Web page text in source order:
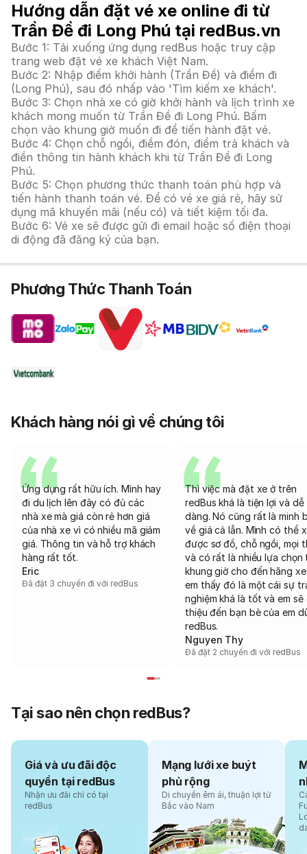
Hướng dẫn đặt vé xe online đi từ
Trần Đề đi Long Phú tại redBus.vn
Bước 1: Tải xuống ứng dụng redBus hoặc truy cập
trang web đặt vé xe khách Việt Nam.
Bước 2: Nhập điểm khởi hành (Trần Đề) và điểm đi
(Long Phú), sau đó nhấp vào 'Tìm kiếm xe khách'.
Bước 3: Chọn nhà xe có giờ khởi hành và lịch trình xe
khách mong muốn từ Trần Đề đi Long Phú. Bấm
chọn vào khung giờ muốn đi để tiến hành đặt vé.
Bước 4: Chọn chỗ ngồi, điểm đón, điểm trả khách và
điền thông tin hành khách khi từ Trần Đề đi Long
Phú.
Bước 5: Chọn phương thức thanh toán phù hợp và
tiến hành thanh toán vé. Để có vé xe giá rẻ, hãy sử
dụng mã khuyến mãi (nếu có) và tiết kiệm tối đa.
Bước 6: Vé xe sẽ được gửi đi email hoặc số điện thoại
di động đã đăng ký của bạn.
Phương Thức Thanh Toán
Khách hàng nói gì về chúng tôi
Ứng dụng rất hữu ích. Mình hay
đi du lịch lên đây có đủ các
nhà xe mà giá còn rẻ hơn giá
của nhà xe vì có nhiều mã giảm
giá. Thông tin và hỗ trợ khách
hàng rất tốt.
Eric
Đã đặt 3 chuyến đi với redBus
Thì việc mà đặt xe ở trên
redBus khá là tiện lợi và dễ
dàng. Nó cũng rất là minh
về giá cả lẫn. Mình có thể
được sơ đồ, chỗ ngồi, mọi
và có rất là nhiều lựa chọn
khung giờ cho đến hãng
em thấy đó là một cái sự
nghiệm khá là tốt và em sẽ
thiệu đến bạn bè của em
redBus.
Nguyen Thy
Đã đặt 2 chuyến đi với redBus
Tại sao nên chọn redBus?
Giá và ưu đãi độc
quyền tại redBus
Nhận ưu đãi chỉ có tại
redBus
Mạng lưới xe buýt
phủ rộng
Di chuyển êm ái, thuận lợi từ
Bắc vào Nam